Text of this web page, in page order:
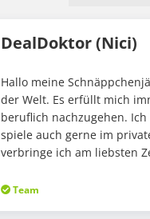
DealDoktor (Nici)
Hallo meine
der Welt. Es erfüllt mich
beruflich nachzugehen.
spiele auch gerne im
verbringe ich am liebsten
Team